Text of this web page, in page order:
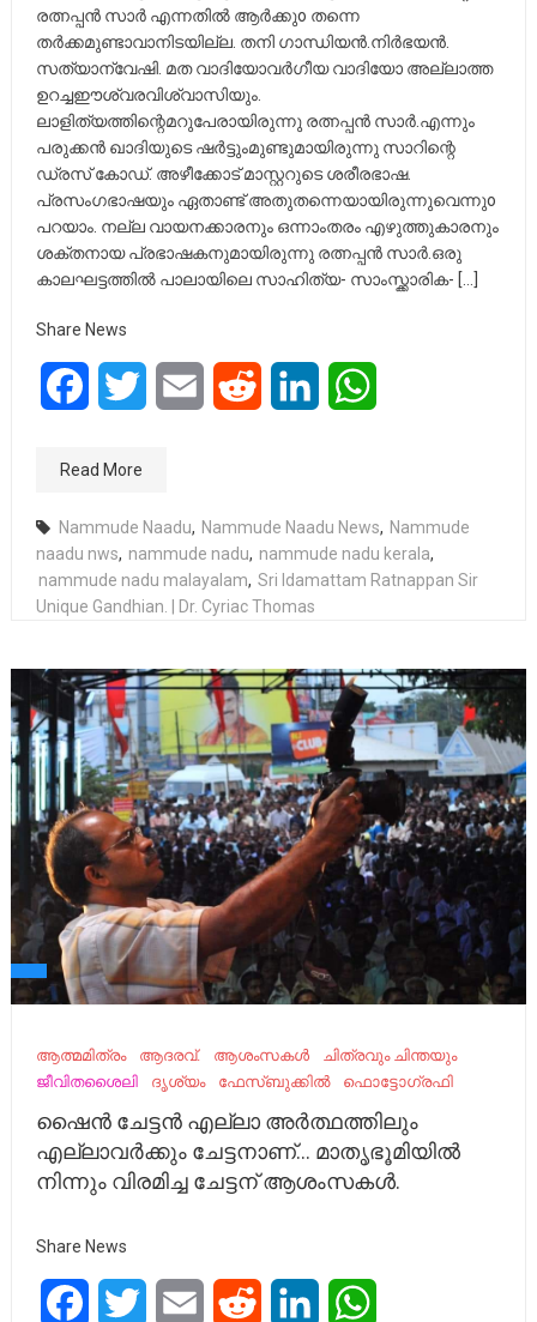
രത്നപ്പൻ സാർ എന്നതിൽ ആർക്കുo തന്നെ
തർക്കമുണ്ടാവാനിടയില്ല. തനി ഗാന്ധിയൻ.നിർഭയൻ.
സത്യാന്വേഷി. മത വാദിയോവർഗീയ വാദിയോ അല്ലാത്ത
ഉറച്ചഈശ്വരവിശ്വാസിയും.
ലാളിത്യത്തിന്റെമറുപേരായിരുന്നു രത്നപ്പൻ സാർ.എന്നും
പരുക്കൻ ഖാദിയുടെ ഷർട്ടുംമുണ്ടുമായിരുന്നു സാറിന്റെ
ഡ്രസ് കോഡ്. അഴീക്കോട് മാസ്റ്ററുടെ ശരീരഭാഷ.
പ്രസംഗഭാഷയും ഏതാണ്ട് അതുതന്നെയായിരുന്നുവെന്നുo
പറയാം. നല്ല വായനക്കാരനും ഒന്നാംതരം എഴുത്തുകാരനും
ശക്തനായ പ്രഭാഷകനുമായിരുന്നു രത്നപ്പൻ സാർ.ഒരു
കാലഘട്ടത്തിൽ പാലായിലെ സാഹിത്യ- സാംസ്ക്കാരിക- […]
Share News
FacebookTwitter Email Reddit LinkedIn
Read More
Nammude Naadu, Nammude Naadu News, Nammude
naadu nws, nammude nadu, nammude nadu kerala,
nammude nadu malayalam, Sri Idamattam Ratnappan Sir
Unique Gandhian. | Dr. Cyriac Thomas
ആത്മമിത്രം ആദരവ്. ആശംസകൾ
ചിത്രവും ചിന്തയും
ജീവിതശൈലി
ദൃശ്യം ഫേസ്ബുക്കിൽ ഫൊട്ടോഗ്രഫി
ഷൈൻ ചേട്ടൻ എല്ലാ അർത്ഥത്തിലും
എല്ലാവർക്കും ചേട്ടനാണ്… മാതൃഭൂമിയിൽ
നിന്നും വിരമിച്ച ചേട്ടന് ആശംസകൾ.
Share News
FacebookTwitter Email Reddit LinkedIn